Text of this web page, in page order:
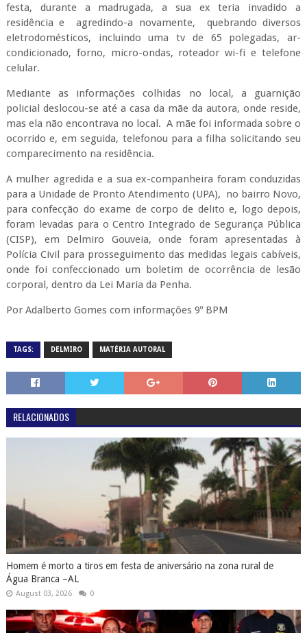
festa, durante a madrugada, a sua ex teria invadido a
residência e
agredindo-a novamente,
quebrando diversos
eletrodomésticos, incluindo uma tv de 65 polegadas, ar-
condicionado, forno, micro-ondas, roteador wi-fi e telefone
celular.
Mediante as informações colhidas no local, a guarnição
policial deslocou-se até a casa da mãe da autora, onde reside,
mas ela não encontrava no local. A mãe foi informada sobre o
ocorrido e, em seguida, telefonou para a filha solicitando seu
comparecimento na residência.
A mulher agredida e a sua ex-companheira foram conduzidas
para a Unidade de Pronto Atendimento (UPA), no bairro Novo,
para confecção do exame de corpo de delito e, logo depois,
foram levadas para o Centro Integrado de Segurança Pública
(CISP), em Delmiro Gouveia, onde foram apresentadas à
Polícia Civil para prosseguimento das medidas legais cabíveis,
onde foi confeccionado um boletim de ocorrência de lesão
corporal, dentro da Lei Maria da Penha.
Por Adalberto Gomes com informações 9º BPM
TAGS: DELMIRO MATÉRIA AUTORAL
RELACIONADOS
Homem é morto a tiros em festa de aniversário na zona rural de
Água Branca –AL
August 03, 2026 0